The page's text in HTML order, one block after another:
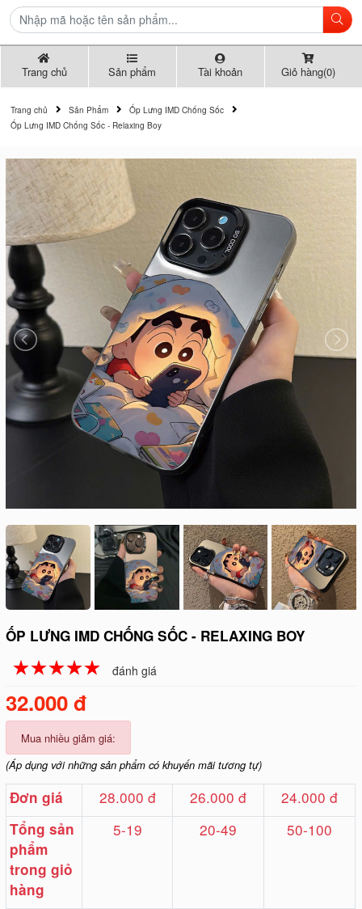
Trang chủ Sản phẩm Tài khoản Giỏ hàng(0)
Trang chủ Sản Phẩm
Ốp Lưng IMD Chống Sốc
Ốp Lưng IMD Chống Sốc - Relaxing Boy
ỐP LƯNG IMD CHỐNG SỐC - RELAXING BOY
☆☆☆☆☆
★★★★★ đánh giá
32.000 đ
Mua nhiều giảm giá:
(Áp dụng với những sản phẩm có khuyến mãi tương tự)
Đơn giá 28.000 đ 26.000 đ 24.000 đ
Tổng sản
phẩm
trong giỏ
hàng
5-19 20-49 50-100